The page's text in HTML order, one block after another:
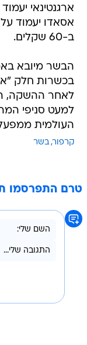
ב-60 שקלים.
הבשר מיובא
בכשרות חלק
לאחר ההשקה,
למעט סניפי
העולמית
קרפור בשר
טרם התפרסמו